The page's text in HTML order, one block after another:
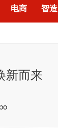
电商 智造
新而来